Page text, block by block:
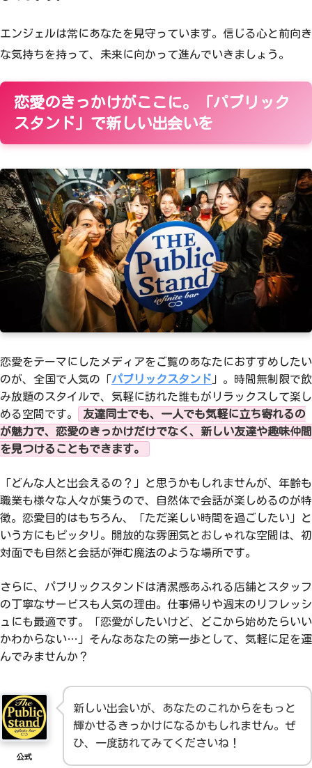
エンジェルは常にあなたを見守っています。信じる心と前向き
な気持ちを持って、未来に向かって進んでいきましょう。
恋愛のきっかけがここに。「パブリック
スタンド」で新しい出会いを
恋愛をテーマにしたメディアをご覧のあなたにおすすめしたい
のが、全国で人気の「パブリックスタンド 」。時間無制限で飲
み放題のスタイルで、気軽に訪れた誰もがリラックスして楽し
める空間です。
友達同士でも、一人でも気軽に立ち寄れるの
が魅力で、恋愛のきっかけだけでなく、新しい友達や趣味仲間
を見つけることもできます。
「どんな人と出会えるの？」と思うかもしれませんが、年齢も
職業も様々な人々が集うので、自然体で会話が楽しめるのが特
徴。恋愛目的はもちろん、「ただ楽しい時間を過ごしたい」と
いう方にもピッタリ。開放的な雰囲気とおしゃれな空間は、初
対面でも自然と会話が弾む魔法のような場所です。
さらに、パブリックスタンドは清潔感あふれる店舗とスタッフ
の丁寧なサービスも人気の理由。仕事帰りや週末のリフレッシ
ュにも最適です。「恋愛がしたいけど、どこから始めたらいい
かわからない…」そんなあなたの第一歩として、気軽に足を運
んでみませんか？
公式
新しい出会いが、あなたのこれからをもっと
輝かせるきっかけになるかもしれません。ぜ
ひ、一度訪れてみてくださいね！